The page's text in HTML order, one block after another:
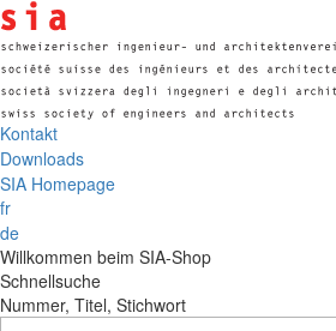
Kontakt
Downloads
SIA Homepage
fr
de
Willkommen beim SIA-Shop
Schnellsuche
Nummer, Titel, Stichwort